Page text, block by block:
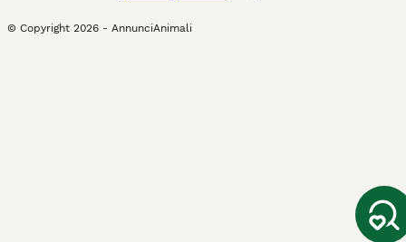
© Copyright 2026 - AnnunciAnimali